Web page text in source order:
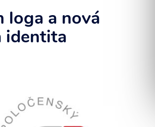
loga a nová
identita
osobných informácií.